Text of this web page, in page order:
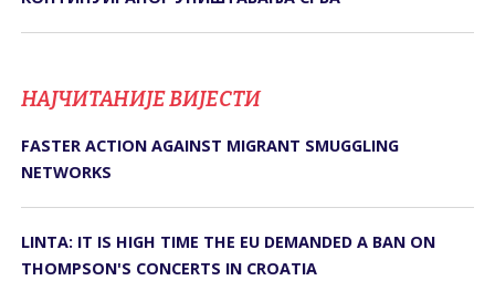
НАЈЧИТАНИЈЕ ВИЈЕСТИ
FASTER ACTION AGAINST MIGRANT SMUGGLING
NETWORKS
LINTA: IT IS HIGH TIME THE EU DEMANDED A BAN ON
THOMPSON'S CONCERTS IN CROATIA